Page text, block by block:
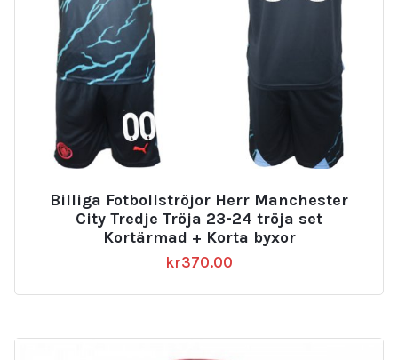
Billiga Fotbollströjor Herr Manchester
City Tredje Tröja 23-24 tröja set
Kortärmad + Korta byxor
kr370.00